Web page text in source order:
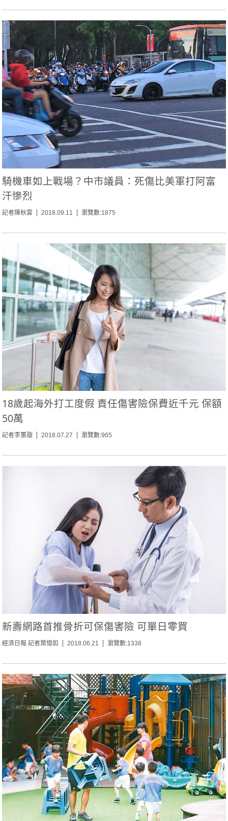
騎機車如上戰場？中市議員：死傷比美軍打阿富
汗慘烈
記者陳秋雲 2018.09.11 瀏覽數:1875
18歲起海外打工度假 責任傷害險保費近千元 保額
50萬
記者李蕙璇 2018.07.27 瀏覽數:965
新壽網路首推骨折可保傷害險 可單日零買
經濟日報 記者葉憶如 2018.06.21 瀏覽數:1338